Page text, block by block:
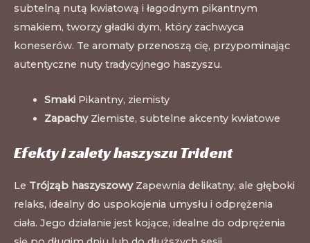
subtelną nutą kwiatową i łagodnym pikantnym
smakiem, tworzy gładki dym, który zachwyca
koneserów. Te aromaty przenoszą cię, przypominając
autentyczne nuty tradycyjnego haszyszu.
SmakiPikantny, ziemisty
ZapachyZiemiste, subtelne akcenty kwiatowe
Efekty i zalety haszyszu Trident
Le Trójząb haszyszowyZapewnia delikatny, ale głęboki
relaks, idealny do uspokojenia umysłu i odprężenia
ciała. Jego działanie jest kojące, idealne do odprężenia